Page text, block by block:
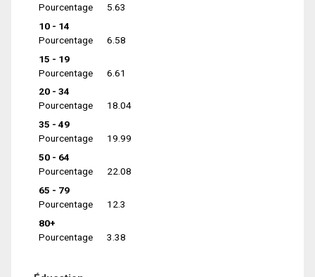
Pourcentage
5.63
10 - 14
Pourcentage
6.58
15 - 19
Pourcentage
6.61
20 - 34
Pourcentage
18.04
35 - 49
Pourcentage
19.99
50 - 64
Pourcentage
22.08
65 - 79
Pourcentage
12.3
80+
Pourcentage
3.38